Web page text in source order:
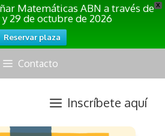
X
Matemáticas ABN a través de
y 29 de octubre de 2026
Reservar plaza
Contacto
Inscríbete aquí